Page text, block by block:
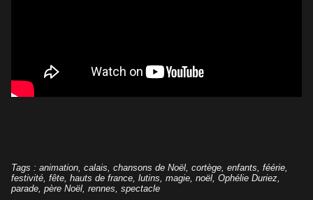
Tags : animation calais chansons de Noël cortège enfants féérie
festivité fête hauts de france lutins magie noël Ophélie Duriez
parade père Noël rennes spectacle